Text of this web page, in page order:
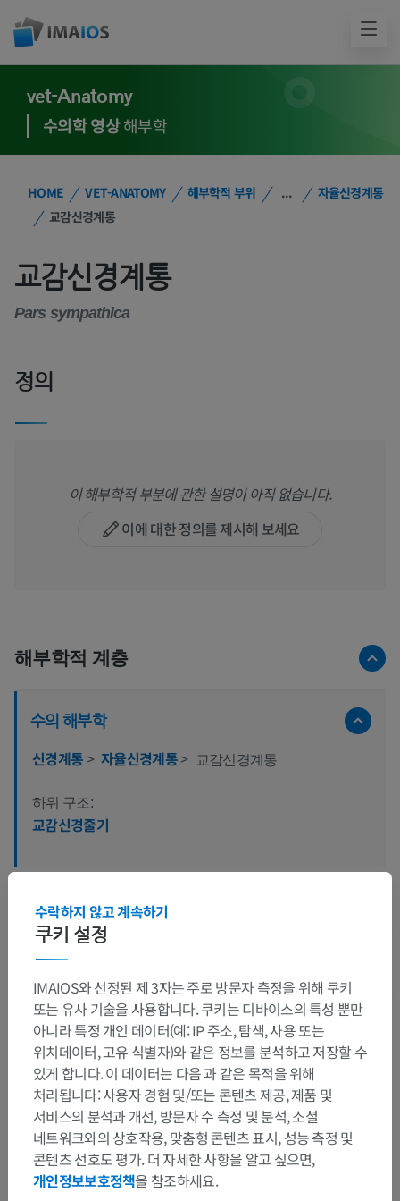
vet-Anatomy
수의학 영상해부학
HOME VET-ANATOMY 해부학적 부위 ...
자율신경계통
교감신경계통
교감신경계통
Pars sympathica
정의
이 해부학적 부분에 관한 설명이 아직 없습니다.
이에 대한 정의를 제시해 보세요
해부학적 계층
수의 해부학
신경계통> 자율신경계통> 교감신경계통
하위 구조:
교감신경줄기
인간 비교 해부학
번역
문제를 발견하셨나요?
수정이나, 번역 또는 콘텐츠 개선에 제안이 있으면 언제든
연락 주세요.
문제 보고
쿠키 설정
수락하지 않고 계속하기
IMAIOS와 선정된 제 3자는 주로 방문자 측정을 위해 쿠키
또는 유사 기술을 사용합니다. 쿠키는 디바이스의 특성 뿐만
아니라 특정 개인 데이터(예: IP 주소, 탐색, 사용 또는
위치데이터, 고유 식별자)와 같은 정보를 분석하고 저장할 수
있게 합니다. 이 데이터는 다음 과 같은 목적을 위해
처리됩니다: 사용자 경험 및/또는 콘텐츠 제공, 제품 및
서비스의 분석과 개선, 방문자 수 측정 및 분석, 소셜
네트워크와의 상호작용, 맞춤형 콘텐츠 표시, 성능 측정 및
콘텐츠 선호도 평가. 더 자세한 사항을 알고 싶으면,
개인정보보호정책을 참조하세요.